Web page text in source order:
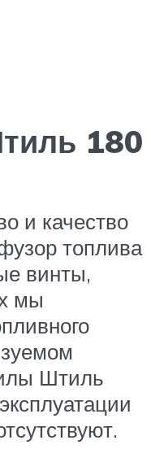
180
и качество
топлива
винты,
мы
Штиль